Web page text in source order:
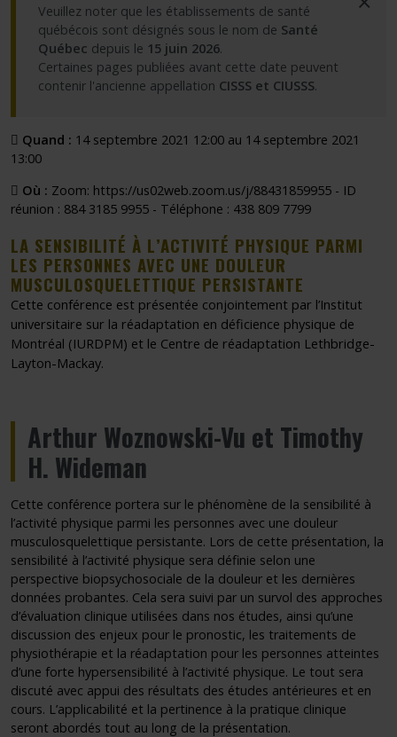
Veuillez noter que les établissements de santé
québécois sont désignés sous le nom de Santé
Québec depuis le 15 juin 2026.
Certaines pages publiées avant cette date peuvent
contenir l'ancienne appellation CISSS et CIUSSS.
Quand : 14 septembre 2021 12:00 au 14 septembre 2021
13:00
Où : Zoom: https://us02web.zoom.us/j/88431859955 - ID
réunion : 884 3185 9955 - Téléphone : 438 809 7799
LA SENSIBILITÉ À L’ACTIVITÉ PHYSIQUE PARMI
LES PERSONNES AVEC UNE DOULEUR
MUSCULOSQUELETTIQUE PERSISTANTE
Cette conférence est présentée conjointement par l’Institut
universitaire sur la réadaptation en déficience physique de
Montréal (IURDPM) et le Centre de réadaptation Lethbridge-
Layton-Mackay.
Arthur Woznowski-Vu et Timothy
H. Wideman
Cette conférence portera sur le phénomène de la sensibilité à
l’activité physique parmi les personnes avec une douleur
musculosquelettique persistante. Lors de cette présentation, la
sensibilité à l’activité physique sera définie selon une
perspective biopsychosociale de la douleur et les dernières
données probantes. Cela sera suivi par un survol des approches
d’évaluation clinique utilisées dans nos études, ainsi qu’une
discussion des enjeux pour le pronostic, les traitements de
physiothérapie et la réadaptation pour les personnes atteintes
d’une forte hypersensibilité à l’activité physique. Le tout sera
discuté avec appui des résultats des études antérieures et en
cours. L’applicabilité et la pertinence à la pratique clinique
seront abordés tout au long de la présentation.